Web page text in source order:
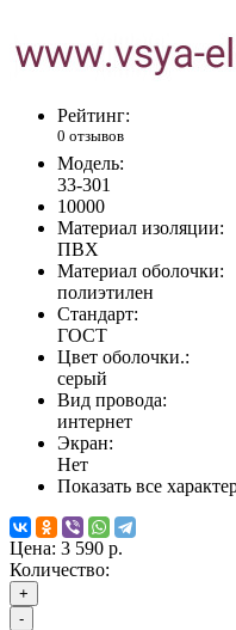
Рейтинг:
0 отзывов
Модель:
33-301
10000
Материал изоляции:
ПВХ
Материал оболочки:
полиэтилен
Стандарт:
ГОСТ
Цвет оболочки.:
серый
Вид провода:
интернет
Экран:
Нет
Показать все
Цена: 3 590 р.
Количество:
+
-